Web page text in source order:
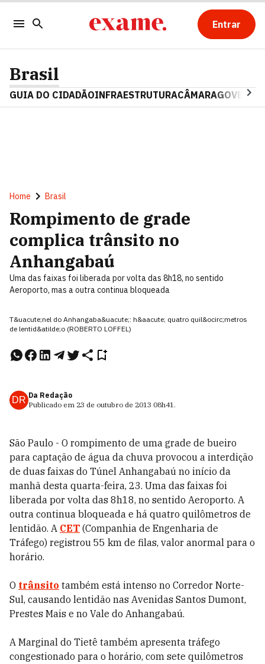
Entrar
Brasil
GUIA DO CIDADÃOINFRAESTRUTURACÂMARAGOVERNO
Home Brasil
Rompimento de grade
complica trânsito no
Anhangabaú
Uma das faixas foi liberada por volta das 8h18, no sentido
Aeroporto, mas a outra continua bloqueada
T&uacute;nel do Anhangaba&uacute;: h&aacute; quatro quil&ocirc;metros
de lentid&atilde;o (ROBERTO LOFFEL)
DR Da Redação
Publicado em 23 de outubro de 2013 08h41.
São Paulo - O rompimento de uma grade de bueiro
para captação de água da chuva provocou a interdição
de duas faixas do Túnel Anhangabaú no início da
manhã desta quarta-feira, 23. Uma das faixas foi
liberada por volta das 8h18, no sentido Aeroporto. A
outra continua bloqueada e há quatro quilômetros de
lentidão. A CET (Companhia de Engenharia de
Tráfego) registrou 55 km de filas, valor anormal para o
horário.
O trânsito também está intenso no Corredor Norte-
Sul, causando lentidão nas Avenidas Santos Dumont,
Prestes Mais e no Vale do Anhangabaú.
A Marginal do Tietê também apresenta tráfego
congestionado para o horário, com sete quilômetros